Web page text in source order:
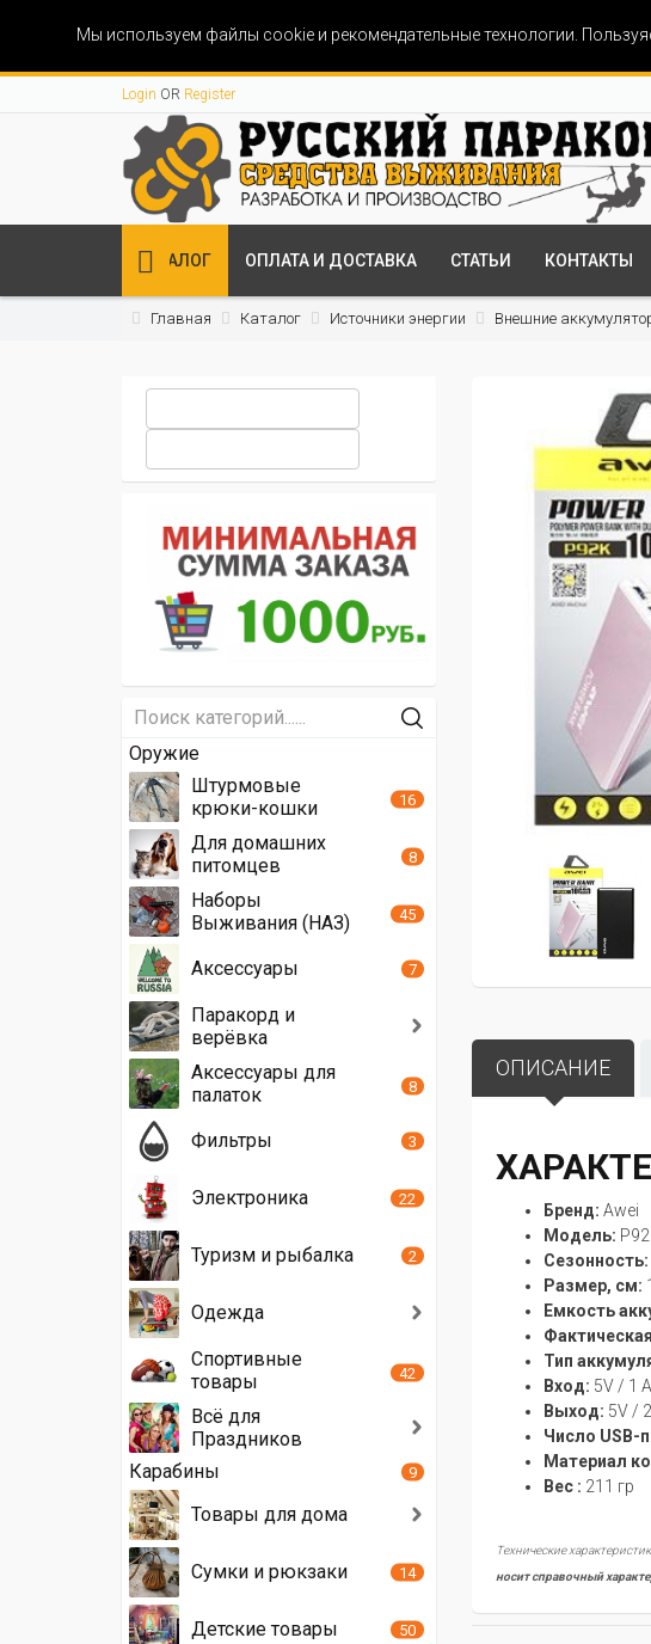
Мы используем файлы cookie и рекомендательные технологии.
Login OR Register
КАТАЛОГ ОПЛАТА И ДОСТАВКА СТАТЬИ КОНТАКТЫ
Главная Каталог Источники энергии Внешние
ОПИСАНИЕ
Бренд: Awei
Модель:
Сезонность:
Размер, см:
Емкость
Тип
Вход: 5V / 1 A
Выход: 5V /
Число USB-
Материал
Вес : 211 гр
Технические
носит справочный
Оружие
Штурмовые
крюки-кошки
16
Для домашних
питомцев
8
Наборы
Выживания (НАЗ)
45
Аксессуары 7
Паракорд и
верёвка
Аксессуары для
палаток
8
Фильтры 3
Электроника 22
Туризм и рыбалка 2
Одежда
Спортивные
товары
42
Всё для
Праздников
Карабины
9
Товары для дома
Сумки и рюкзаки 14
Детские товары 50